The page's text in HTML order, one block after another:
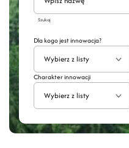
Szukaj
Dla kogo jest innowacja?
Wybierz z listy
Charakter innowacji
Wybierz z listy